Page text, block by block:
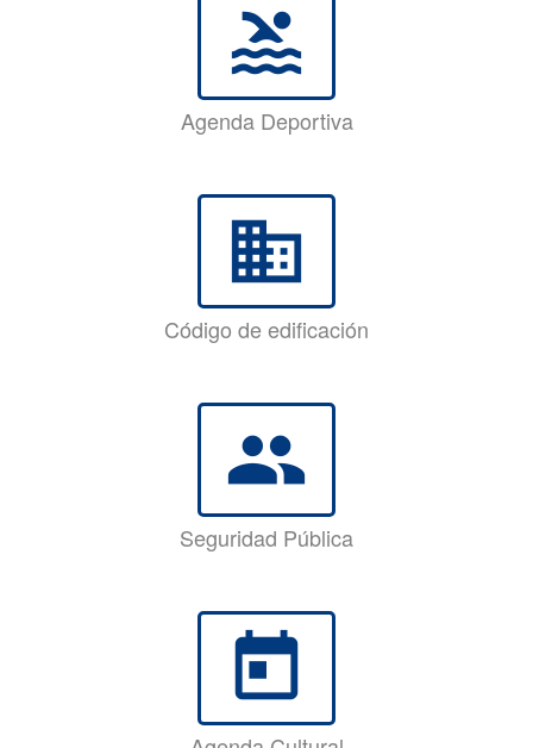
pool
Agenda Deportiva
business
Código de edificación
group
Seguridad Pública
today